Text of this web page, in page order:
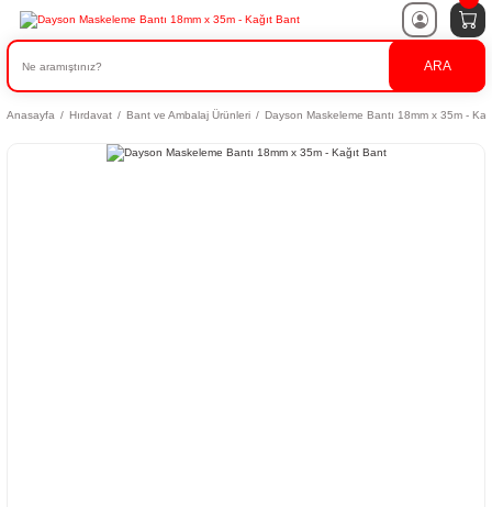
ARA
Anasayfa Hırdavat Bant ve Ambalaj Ürünleri Dayson Maskeleme Bantı 18mm x 35m -